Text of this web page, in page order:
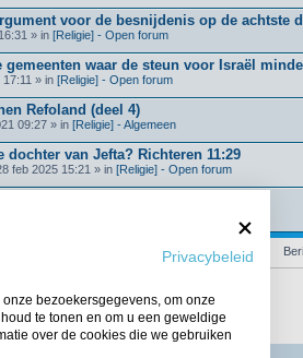
voor de besnijdenis op de achtste
» in [Religie] - Open forum
gemeenten waar de steun voor Israël
» in [Religie] - Open forum
Refoland (deel 4)
09:27 » in [Religie] - Algemeen
dochter van Jefta? Richteren 11:29
feb 2025 15:21 » in [Religie] - Open forum
Privacybeleid
bezoekersgegevens, om onze
te tonen en om u een geweldige
over de cookies die we gebruiken